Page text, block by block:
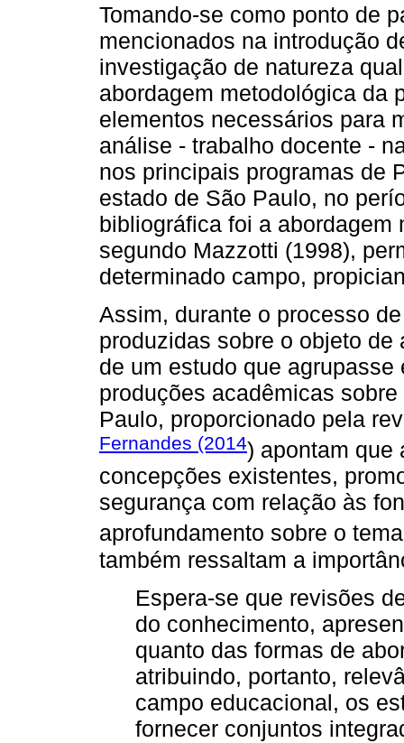
Tomando-se como ponto de
mencionados na introdução
investigação de natureza
abordagem metodológica da
elementos necessários para
análise - trabalho docente -
nos principais programas de
estado de São Paulo, no
bibliográfica foi a abordagem
segundo Mazzotti (1998),
determinado campo,
Assim, durante o processo
produzidas sobre o objeto
de um estudo que
produções acadêmicas
Paulo, proporcionado pela
Fernandes (2014) apontam que
concepções existentes,
segurança com relação às
aprofundamento sobre o
também ressaltam a
Espera-se que revisões
do conhecimento,
quanto das formas de
atribuindo, portanto,
campo educacional, os
fornecer conjuntos